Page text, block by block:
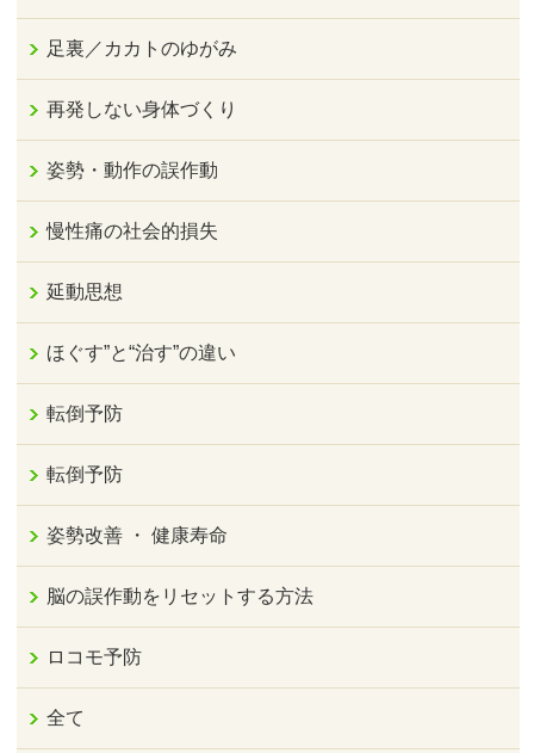
足裏／カカトのゆがみ
再発しない身体づくり
姿勢・動作の誤作動
慢性痛の社会的損失
延動思想
ほぐす”と“治す”の違い
転倒予防
転倒予防
姿勢改善 ・ 健康寿命
脳の誤作動をリセットする方法
ロコモ予防
全て